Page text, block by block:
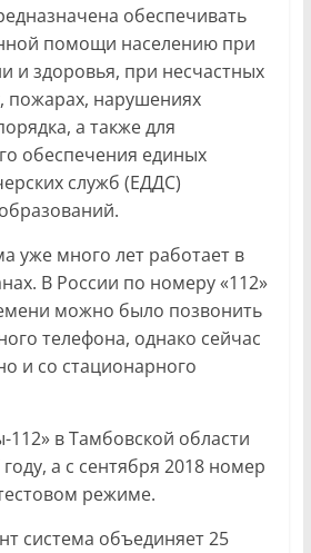
обеспечивать
помощи населению при
и здоровья, при несчастных
пожарах, нарушениях
а также для
обеспечения единых
служб (ЕДДС)
уже много лет работает в
В России по номеру «112»
можно было позвонить
телефона, однако сейчас
и со стационарного
112» в Тамбовской области
а с сентября 2018 номер
режиме.
система объединяет 25